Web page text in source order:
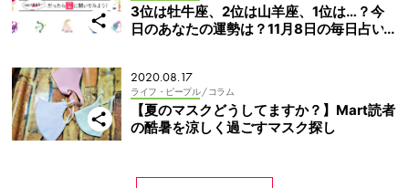
3位は牡牛座、2位は山羊座、1位は…？今
日のあなたの運勢は？11月8日の毎日占い
2020.08.17
ライフ・ピープル / コラム
【夏のマスクどうしてますか？】Mart読者
の酷暑を涼しく過ごすマスク探し